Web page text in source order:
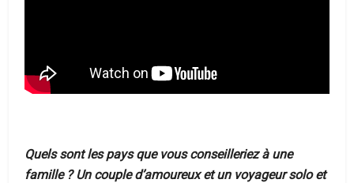
Quels sont les pays que vous conseilleriez à une
famille ? Un couple d’amoureux et un voyageur solo et